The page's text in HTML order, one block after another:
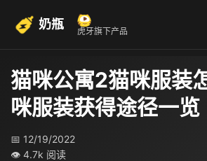
奶瓶 虎牙旗下产品
猫咪公寓2猫咪服装
咪服装获得途径一览
📅 12/19/2022
👁 4.7k 阅读